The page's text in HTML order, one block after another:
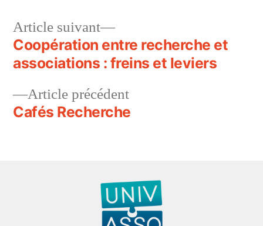
Article précédent
Cafés Recherche
Article suivant
Coopération entre recherche et
associations : freins et leviers